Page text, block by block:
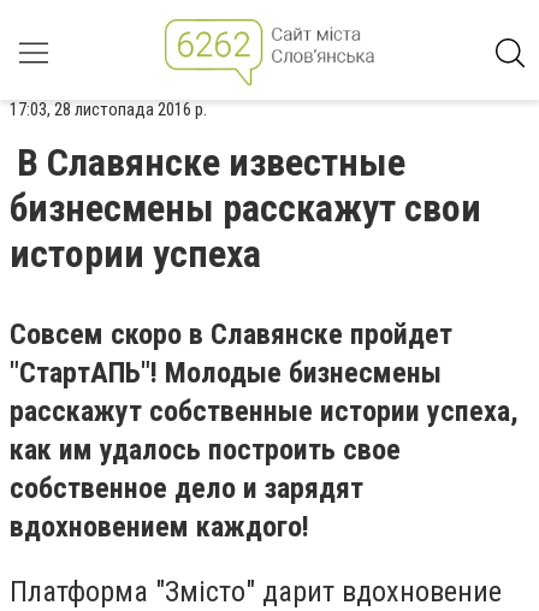
17:03, 28 листопада 2016 р.
В Славянске известные
бизнесмены расскажут свои
истории успеха
Совсем скоро в Славянске пройдет
"СтартАПЬ"! Молодые бизнесмены
расскажут собственные истории успеха,
как им удалось построить свое
собственное дело и зарядят
вдохновением каждого!
Платформа "Змісто" дарит вдохновение